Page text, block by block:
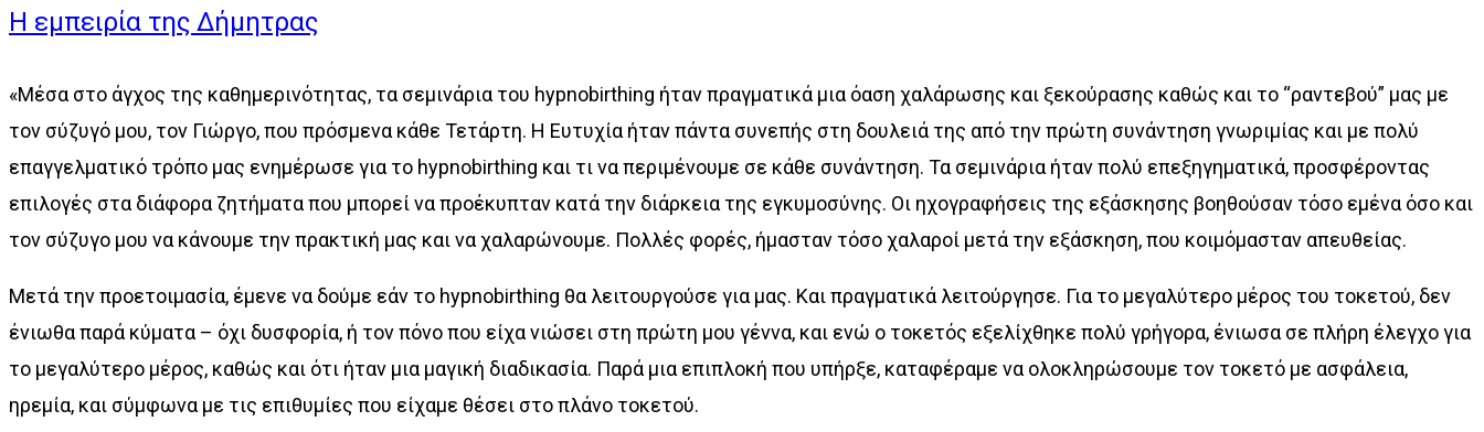
Η εμπειρία της Δήμητρας
«Μέσα στο άγχος της καθημερινότητας, τα σεμινάρια του hypnobirthing ήταν πραγματικά μια όαση χαλάρωσης και ξεκούρασης καθώς και το “ραντεβού” μας με
τον σύζυγό μου, τον Γιώργο, που πρόσμενα κάθε Τετάρτη. Η Ευτυχία ήταν πάντα συνεπής στη δουλειά της από την πρώτη συνάντηση γνωριμίας και με πολύ
επαγγελματικό τρόπο μας ενημέρωσε για το hypnobirthing και τι να περιμένουμε σε κάθε συνάντηση. Τα σεμινάρια ήταν πολύ επεξηγηματικά, προσφέροντας
επιλογές στα διάφορα ζητήματα που μπορεί να προέκυπταν κατά την διάρκεια της εγκυμοσύνης. Οι ηχογραφήσεις της εξάσκησης βοηθούσαν τόσο εμένα όσο και
τον σύζυγο μου να κάνουμε την πρακτική μας και να χαλαρώνουμε. Πολλές φορές, ήμασταν τόσο χαλαροί μετά την εξάσκηση, που κοιμόμασταν απευθείας.
Μετά την προετοιμασία, έμενε να δούμε εάν το hypnobirthing θα λειτουργούσε για μας. Και πραγματικά λειτούργησε. Για το μεγαλύτερο μέρος του τοκετού, δεν
ένιωθα παρά κύματα – όχι δυσφορία, ή τον πόνο που είχα νιώσει στη πρώτη μου γέννα, και ενώ ο τοκετός εξελίχθηκε πολύ γρήγορα, ένιωσα σε πλήρη έλεγχο για
το μεγαλύτερο μέρος, καθώς και ότι ήταν μια μαγική διαδικασία. Παρά μια επιπλοκή που υπήρξε, καταφέραμε να ολοκληρώσουμε τον τοκετό με ασφάλεια,
ηρεμία, και σύμφωνα με τις επιθυμίες που είχαμε θέσει στο πλάνο τοκετού.